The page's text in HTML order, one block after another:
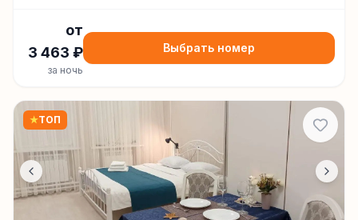
от
3 463 ₽
за ночь
Выбрать номер
★ТОП